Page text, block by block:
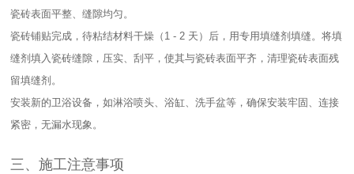
瓷砖表面平整、缝隙均匀。​
瓷砖铺贴完成，待粘结材料干燥（1 - 2 天）后，用专用填缝剂填缝。将填
缝剂填入瓷砖缝隙，压实、刮平，使其与瓷砖表面平齐，清理瓷砖表面残
留填缝剂。​
安装新的卫浴设备，如淋浴喷头、浴缸、洗手盆等，确保安装牢固、连接
紧密，无漏水现象。​
三、施工注意事项​